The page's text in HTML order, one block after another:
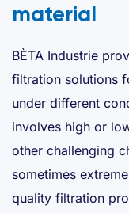
material
BÈTA Industrie
filtration solutions
under different
involves high or
other challenging
sometimes
quality filtration